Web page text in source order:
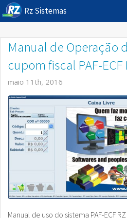
Rz Sistemas
Downloads
Sobre
Contato Rz Sistemas
Manual de Operação
cupom fiscal PAF-ECF
maio 11th, 2016
Manual de uso do sistema PAF-ECF